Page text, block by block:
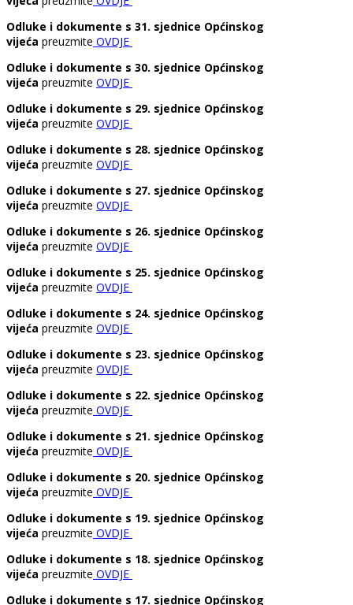
Odluke i dokumente s 31. sjednice Općinskog
vijeća preuzmite OVDJE
Odluke i dokumente s 30. sjednice Općinskog
vijeća preuzmite OVDJE
Odluke i dokumente s 29. sjednice Općinskog
vijeća preuzmite OVDJE
Odluke i dokumente s 28. sjednice Općinskog
vijeća preuzmite OVDJE
Odluke i dokumente s 27. sjednice Općinskog
vijeća preuzmite OVDJE
Odluke i dokumente s 26. sjednice Općinskog
vijeća preuzmite OVDJE
Odluke i dokumente s 25. sjednice Općinskog
vijeća preuzmite OVDJE
Odluke i dokumente s 24. sjednice Općinskog
vijeća preuzmite OVDJE
Odluke i dokumente s 23. sjednice Općinskog
vijeća preuzmite OVDJE
Odluke i dokumente s 22. sjednice Općinskog
vijeća preuzmite OVDJE
Odluke i dokumente s 21. sjednice Općinskog
vijeća preuzmite OVDJE
Odluke i dokumente s 20. sjednice Općinskog
vijeća preuzmite OVDJE
Odluke i dokumente s 19. sjednice Općinskog
vijeća preuzmite OVDJE
Odluke i dokumente s 18. sjednice Općinskog
vijeća preuzmite OVDJE
Odluke i dokumente s 17. sjednice Općinskog